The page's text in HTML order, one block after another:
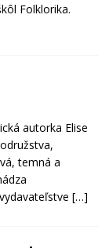
Folklorika.
autorka Elise
temná a
[…]